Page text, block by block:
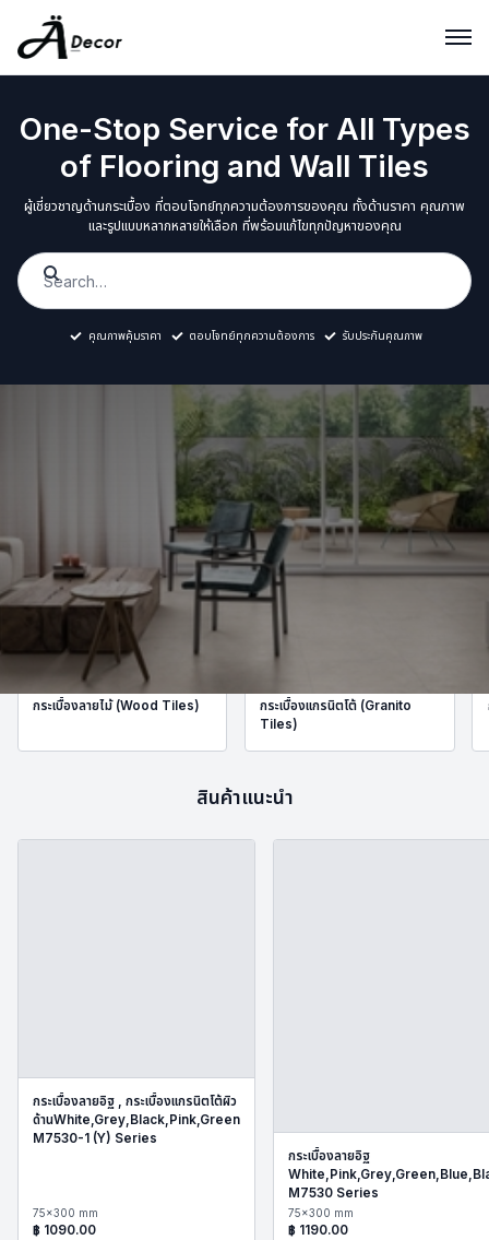
One-Stop Service for All Types
of Flooring and Wall Tiles
ผู้เชี่ยวชาญด้านกระเบื้อง ที่ตอบโจทย์ทุกความต้องการของคุณ ทั้งด้านราคา คุณภาพ
และรูปแบบหลากหลายให้เลือก ที่พร้อมแก้ไขทุกปัญหาของคุณ
คุณภาพคุ้มราคา ตอบโจทย์ทุกความต้องการ รับประกันคุณภาพ
กระเบื้องที่ตอบโจทย์ทุกความต้องการของคุณ
กระเบื้องลายไม้ (Wood Tiles)
กระเบื้องแกรนิตโต้ (Granito
Tiles)
สินค้าแนะนำ
กระเบื้องลายอิฐ , กระเบื้องแกรนิตโต้ผิว
ด้านWhite,Grey,Black,Pink,Green
M7530-1 (Y) Series
75x300 mm
฿ 1090.00
กระเบื้องลายอิฐ
M7530 Series
75x300 mm
฿ 1190.00